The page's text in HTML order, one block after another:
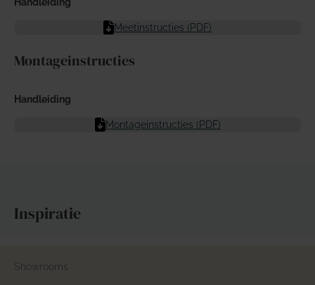
Meetinstructies (PDF)
Montageinstructies
Handleiding
Montageinstructies (PDF)
Inspiratie
Showrooms